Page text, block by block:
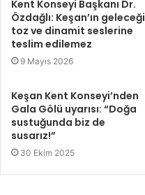
Kent Konseyi Başkanı Dr.
Özdağlı: Keşan’ın geleceği
toz ve dinamit seslerine
teslim edilemez
9 Mayıs 2026
Keşan Kent Konseyi’nden
Gala Gölü uyarısı: “Doğa
sustuğunda biz de
susarız!”
30 Ekim 2025